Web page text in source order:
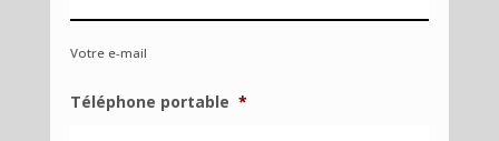
Votre e-mail
Téléphone portable *